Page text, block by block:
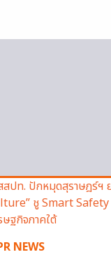
NEWS